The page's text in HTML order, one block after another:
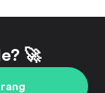
🚀